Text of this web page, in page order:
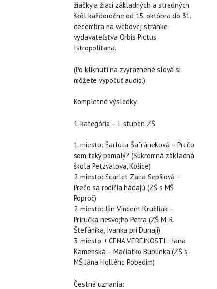
žiačky a žiaci základných a stredných
škôl každoročne od 15. októbra do 31.
decembra na webovej stránke
vydavateľstva Orbis Pictus
Istropolitana.
(Po kliknutí na zvýraznené slová si
môžete vypočuť audio.)
Kompletné výsledky:
1. kategória – I. stupen ZŠ
1. miesto: Šarlota Šafráneková – Prečo
som taký pomalý? (Súkromná základná
škola Petzvalova, Košice)
2. miesto: Scarlet Zaira Sepšiová –
Prečo sa rodičia hádajú (ZŠ s MŠ
Poproč)
2. miesto: Ján Vincent Kružliak –
Príručka nesvojho Petra (ZŠ M. R.
Štefánika, Ivanka pri Dunaji)
3. miesto + CENA VEREJNOSTI: Hana
Kamenská – Mačiatko Bublinka (ZŠ s
MŠ Jána Hollého Pobedim)
Čestné uznania: